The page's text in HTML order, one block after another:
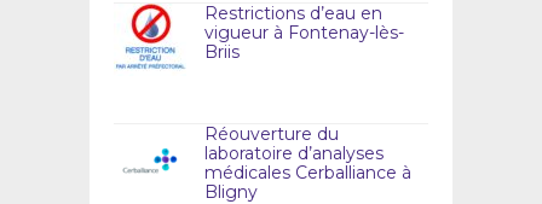
Restrictions d’eau en
vigueur à Fontenay-lès-
Briis
Réouverture du
laboratoire d’analyses
médicales Cerballiance à
Bligny